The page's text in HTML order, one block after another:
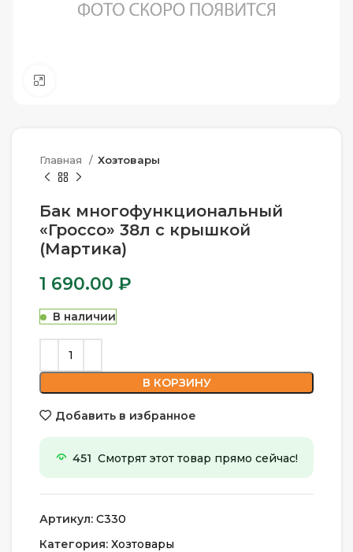
Главная Хозтовары
Бак многофункциональный
«Гроссо» 38л с крышкой
(Мартика)
1 690.00 ₽
В наличии
В КОРЗИНУ
Добавить в избранное
451 Смотрят этот товар прямо сейчас!
Артикул: С330
Категория: Хозтовары